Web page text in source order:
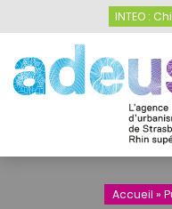
INTEO :
Accueil »
Panneau de gestion